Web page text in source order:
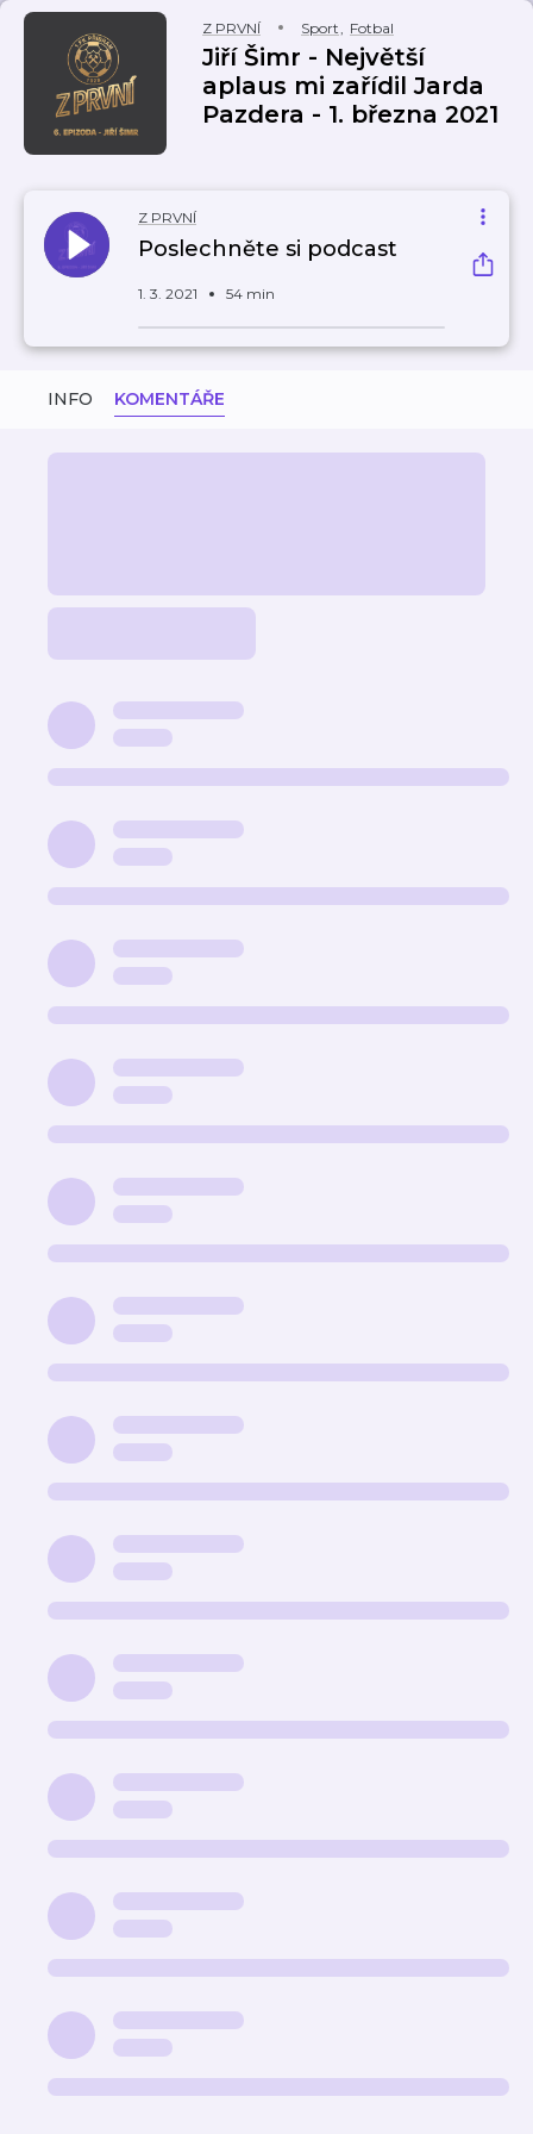
Z PRVNÍ Sport, Fotbal
Jiří Šimr - Největší
aplaus mi zařídil Jarda
Pazdera - 1. března 2021
Z PRVNÍ
Poslechněte si podcast
1. 3. 2021 54 min
INFO KOMENTÁŘE